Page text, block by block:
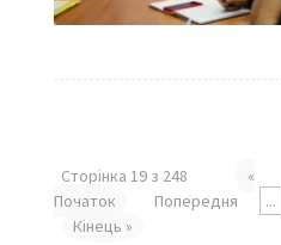
Сторінка 19 з 248
«
Початок
Попередня ...
Кінець »